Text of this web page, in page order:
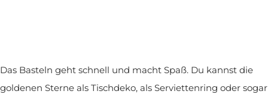
Das Basteln geht schnell und macht Spaß. Du kannst die
goldenen Sterne als Tischdeko, als Serviettenring oder sogar